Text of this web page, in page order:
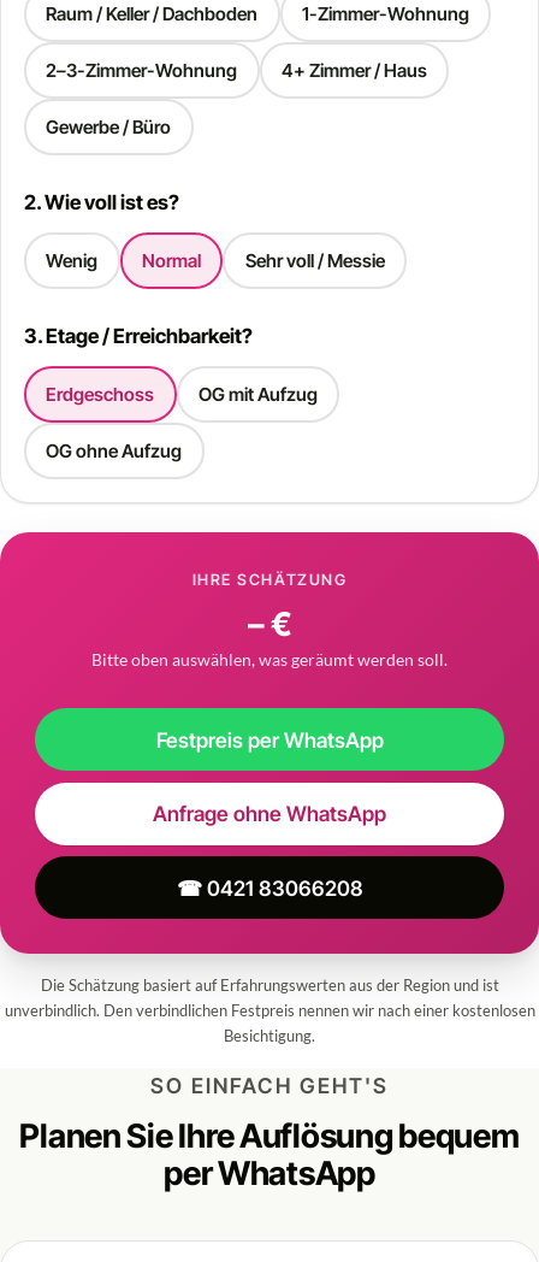
Raum / Keller / Dachboden 1-Zimmer-Wohnung
2–3-Zimmer-Wohnung 4+ Zimmer / Haus
Gewerbe / Büro
2. Wie voll ist es?
Wenig Normal Sehr voll / Messie
3. Etage / Erreichbarkeit?
Erdgeschoss OG mit Aufzug
OG ohne Aufzug
IHRE SCHÄTZUNG
– €
Bitte oben auswählen, was geräumt werden soll.
Festpreis per WhatsApp
Anfrage ohne WhatsApp
☎ 0421 83066208
Die Schätzung basiert auf Erfahrungswerten aus der Region und ist
unverbindlich. Den verbindlichen Festpreis nennen wir nach einer kostenlosen
Besichtigung.
SO EINFACH GEHT'S
Planen Sie Ihre Auflösung bequem
per WhatsApp